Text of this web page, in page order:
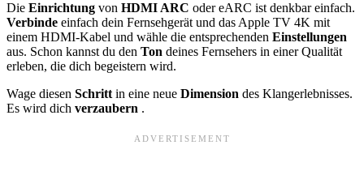
Die Einrichtung von HDMI ARC oder eARC ist denkbar einfach.
Verbinde einfach dein Fernsehgerät und das Apple TV 4K mit
einem HDMI-Kabel und wähle die entsprechenden Einstellungen
aus. Schon kannst du den Ton deines Fernsehers in einer Qualität
erleben, die dich begeistern wird.
Wage diesen Schritt in eine neue Dimension des Klangerlebnisses.
Es wird dich verzaubern .